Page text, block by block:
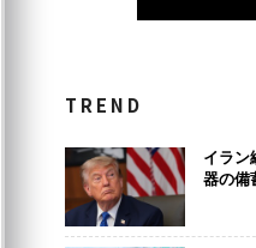
TREND
イラン
器の備